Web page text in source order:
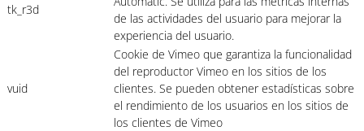
tk_r3d
de las actividades del usuario para mejorar la
experiencia del usuario.
vuid
Cookie de Vimeo que garantiza la funcionalidad
del reproductor Vimeo en los sitios de los
clientes. Se pueden obtener estadísticas sobre
el rendimiento de los usuarios en los sitios de
los clientes de Vimeo